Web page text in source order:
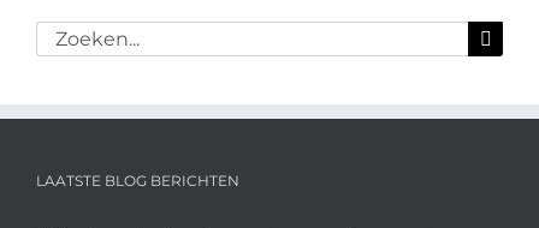
Zoeken
LAATSTE BLOG BERICHTEN